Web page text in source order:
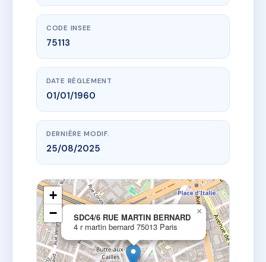
CODE INSEE
75113
DATE RÈGLEMENT
01/01/1960
DERNIÈRE MODIF.
25/08/2025
SDC4/6 RUE MARTIN BERNARD
4 r martin bernard 75013 Paris
×
+
−